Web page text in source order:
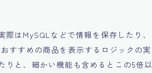
はMySQLなどで情報を保存したり、
すすめの商品を表示するロジックの実
と、 細かい機能も含めるとこの5倍以